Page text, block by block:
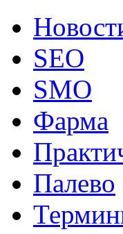
SEO
SMO
Фарма
Палево